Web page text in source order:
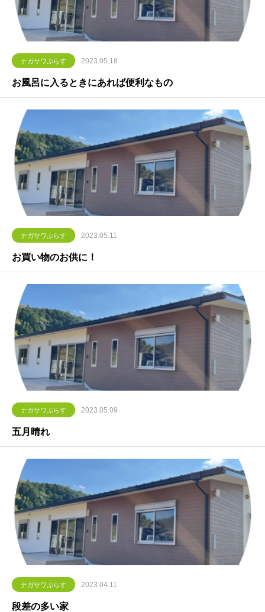
ナガサワぷらす 2023.05.18
お風呂に入るときにあれば便利なもの
ナガサワぷらす 2023.05.11
お買い物のお供に！
ナガサワぷらす 2023.05.09
五月晴れ
ナガサワぷらす 2023.04.11
段差の多い家